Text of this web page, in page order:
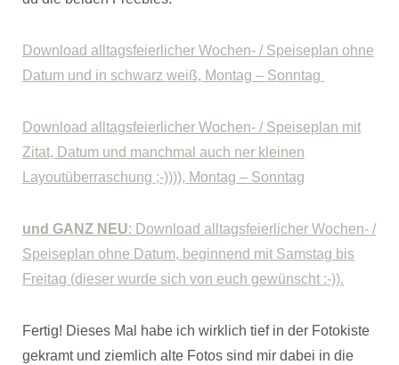
Download alltagsfeierlicher Wochen- / Speiseplan ohne
Datum und in schwarz weiß, Montag – Sonntag
Download alltagsfeierlicher Wochen- / Speiseplan mit
Zitat, Datum und manchmal auch ner kleinen
Layoutüberraschung ;-)))), Montag – Sonntag
und GANZ NEU: Download alltagsfeierlicher Wochen- /
Speiseplan ohne Datum, beginnend mit Samstag bis
Freitag (dieser wurde sich von euch gewünscht :-)).
Fertig! Dieses Mal habe ich wirklich tief in der Fotokiste
gekramt und ziemlich alte Fotos sind mir dabei in die